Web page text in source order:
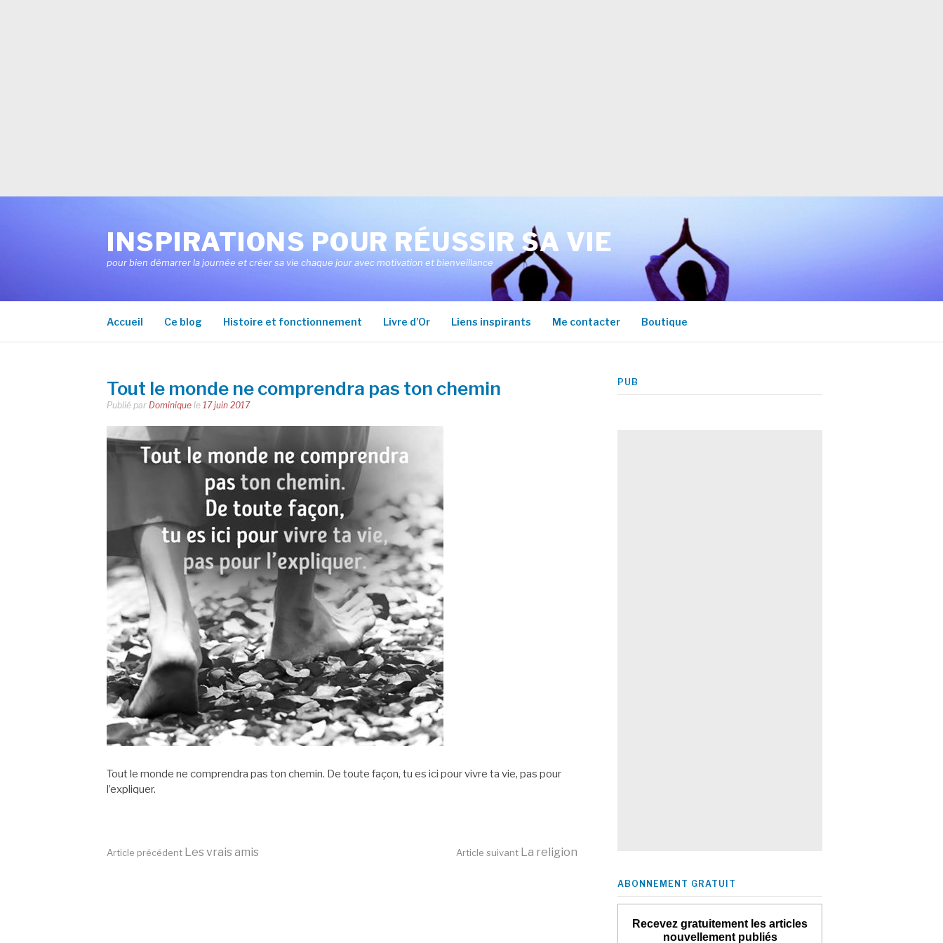
INSPIRATIONS POUR RÉUSSIR SA VIE
pour bien démarrer la journée et créer sa vie chaque jour avec motivation et bienveillance
Accueil Ce blog Histoire et fonctionnement Livre d’Or Liens inspirants Me contacter Boutique
Tout le monde ne comprendra pas ton chemin
Publié par Dominique le 17 juin 2017
Tout le monde ne comprendra pas ton chemin. De toute façon, tu es ici pour vivre ta vie, pas pour
l’expliquer.
Lire
Article précédent Les vrais amis Article suivant La religion
PUB
ABONNEMENT GRATUIT
Recevez gratuitement les articles
nouvellement publiés